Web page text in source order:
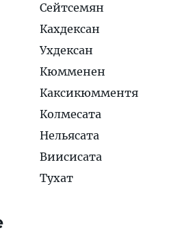
Сейтсемян
Кахдексан
Ухдексан
Кюмменен
Каксикюмментя
Колмесата
Нельясата
Виисисата
Тухат